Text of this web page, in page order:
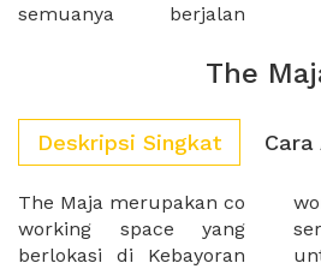
semuanya berjalan
The
Deskripsi Singkat Cara
The Maja merupakan co
working space yang
berlokasi di Kebayoran
working Space The Maja
sering menjadi host
untuk berbagai event